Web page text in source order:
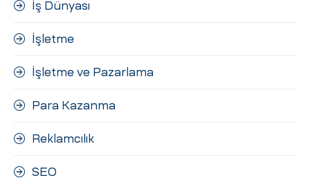
İş Dünyası
İşletme
İşletme ve Pazarlama
Para Kazanma
Reklamcılık
SEO